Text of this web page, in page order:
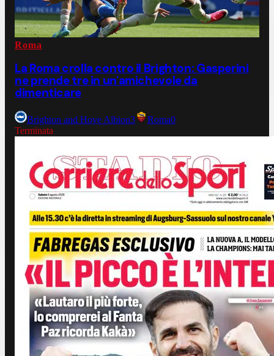
Roma
La Roma crolla contro il Brighton: Gasperini
ne prende tre in un'amichevole da
dimenticare
Brighton and Hove Albion3 Roma0
Terminata